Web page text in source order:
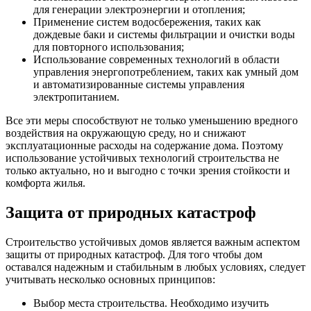
для генерации электроэнергии и отопления;
Применение систем водосбережения, таких как
дождевые баки и системы фильтрации и очистки воды
для повторного использования;
Использование современных технологий в области
управления энергопотреблением, таких как умный дом
и автоматизированные системы управления
электропитанием.
Все эти меры способствуют не только уменьшению вредного
воздействия на окружающую среду, но и снижают
эксплуатационные расходы на содержание дома. Поэтому
использование устойчивых технологий строительства не
только актуально, но и выгодно с точки зрения стойкости и
комфорта жилья.
Защита от природных катастроф
Строительство устойчивых домов является важным аспектом
защиты от природных катастроф. Для того чтобы дом
оставался надежным и стабильным в любых условиях, следует
учитывать несколько основных принципов:
Выбор места строительства. Необходимо изучить